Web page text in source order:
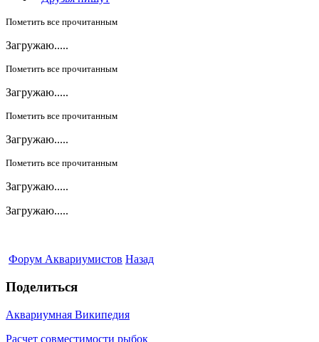
Пометить все прочитанным
Загружаю.....
Пометить все прочитанным
Загружаю.....
Пометить все прочитанным
Загружаю.....
Пометить все прочитанным
Загружаю.....
Загружаю.....
Форум Аквариумистов Назад
Поделиться
Аквариумная Википедия
Расчет совместимости рыбок